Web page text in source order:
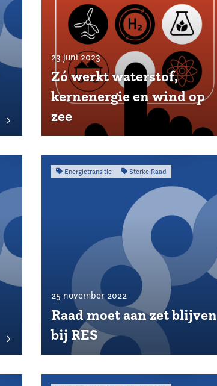
23 juni 2023
Zó werkt waterstof,
kernenergie en wind op
zee
Energietransitie Sterke Raad
25 november 2022
Raad moet aan zet blijven
bij RES